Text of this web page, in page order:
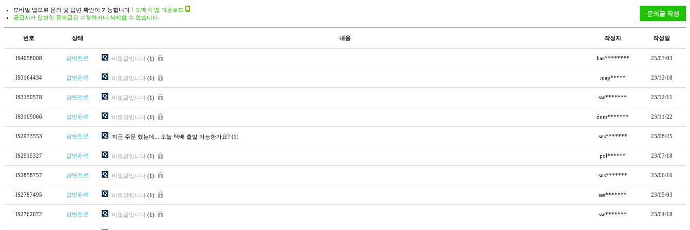
모바일 앱으로 문의 및 답변 확인이 가능합니다
도매꾹 앱 다운로드
공급사가 답변한 문의글은 수정하거나 삭제할 수 없습니다.
번호 상태 내용 작성자 작성일
IS4058008 답변완료 비밀글입니다 (1) hae******** 25/07/03
IS3164434 답변완료 비밀글입니다 (1) map***** 23/12/18
IS3150578 답변완료 비밀글입니다 (1) sse******* 23/12/11
IS3109066 답변완료 비밀글입니다 (1) dum******* 23/11/22
IS2973553 답변완료 지금 주문 했는데... 오늘 택배 출발 가능한가요? (1) sns******* 23/08/25
IS2915327 답변완료 비밀글입니다 (1) pol****** 23/07/18
IS2858757 답변완료 비밀글입니다 (1) sns******* 23/06/16
IS2787495 답변완료 비밀글입니다 (1) sse******* 23/05/03
IS2762072 답변완료 비밀글입니다 (1) sse******* 23/04/18